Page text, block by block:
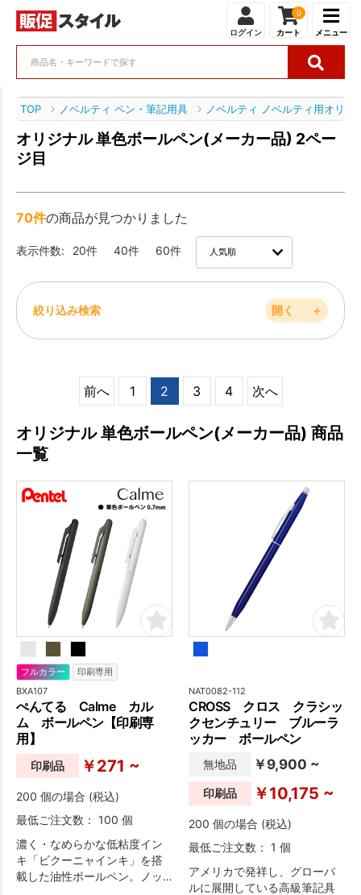
ログイン
0
カート メニュー
TOP ノベルティ ペン・筆記用具 ノベルティ ノベルティ用オリジ
オリジナル 単色ボールペン(メーカー品) 2ペー
ジ目
70件の商品が見つかりました
表示件数: 20件 40件 60件
絞り込み検索 開く ＋
前へ 1 2 3 4 次へ
オリジナル 単色ボールペン(メーカー品) 商品
一覧
フルカラー 印刷専用
BXA107
ぺんてる Calme カル
ム ボールペン【印刷専
用】
印刷品 ￥271 ~
200 個の場合 (税込)
最低ご注文数： 100 個
濃く・なめらかな低粘度イン
キ「ビクーニャインキ」を搭
載した油性ボールペン。ノッ
NAT0082-112
CROSS クロス クラシッ
クセンチュリー ブルーラ
ッカー ボールペン
無地品 ￥9,900 ~
印刷品 ￥10,175 ~
200 個の場合 (税込)
最低ご注文数： 1 個
アメリカで発祥し、グローバ
ルに展開している高級筆記具